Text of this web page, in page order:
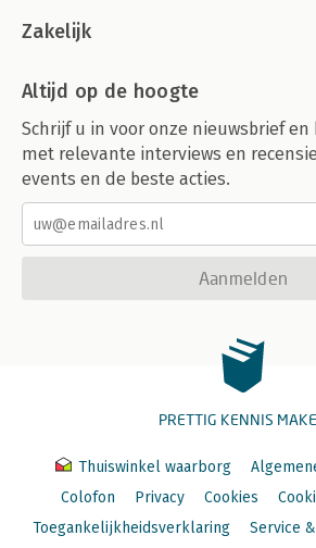
Zakelijk
Altijd op de hoogte
Schrijf u in voor onze nieuwsbrief
met relevante interviews en
events en de beste acties.
Aanmelden
PRETTIG KENNIS
Thuiswinkel waarborg
Colofon
Privacy Cookies
Toegankelijkheidsverklaring
Service